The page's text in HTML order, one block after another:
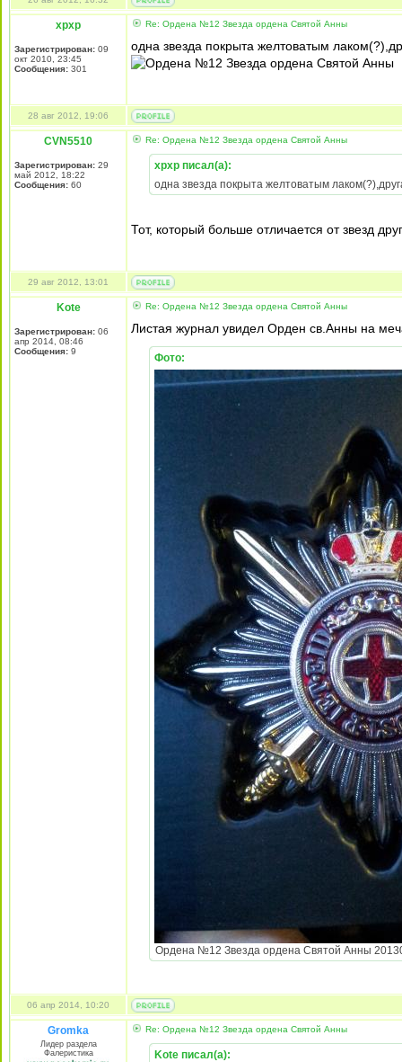
xpxp
Зарегистрирован: 09
окт 2010, 23:45
Сообщения: 301
Re: Ордена №12 Звезда ордена Святой Анны
одна звезда покрыта желтоватым
28 авг 2012, 19:06
CVN5510
Зарегистрирован: 29
май 2012, 18:22
Сообщения: 60
Re: Ордена №12 Звезда ордена Святой Анны
xpxp писал(а):
одна звезда покрыта желтоватым
Тот, который больше отличается от звезд
29 авг 2012, 13:01
Kote
Зарегистрирован: 06
апр 2014, 08:46
Сообщения: 9
Re: Ордена №12 Звезда ордена Святой Анны
Листая журнал увидел Орден св.Анны на
Фото:
Ордена №12 Звезда ордена Святой Анны
06 апр 2014, 10:20
Gromka
Лидер раздела
Фалеристика
Re: Ордена №12 Звезда ордена Святой Анны
Kote писал(а):